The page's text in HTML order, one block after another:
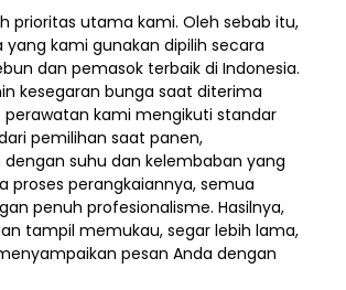
prioritas utama kami. Oleh sebab itu,
yang kami gunakan dipilih secara
dan pemasok terbaik di Indonesia.
kesegaran bunga saat diterima
perawatan kami mengikuti standar
pemilihan saat panen,
suhu dan kelembaban yang
proses perangkaiannya, semua
penuh profesionalisme. Hasilnya,
tampil memukau, segar lebih lama,
pesan Anda dengan